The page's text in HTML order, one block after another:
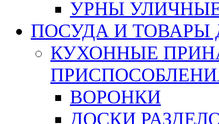
УРНЫ
ПОСУДА И ТОВАРЫ
КУХОННЫЕ
ВОРОНКИ
ДОСКИ